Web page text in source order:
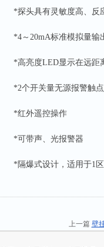
*探头具有灵敏度高、反
*4～20mA标准模拟量输
*高亮度LED显示在远距
*2个开关量无源报警触
*红外遥控操作
*可带声、光报警器
*隔爆式设计，适用于1
上一篇 壁